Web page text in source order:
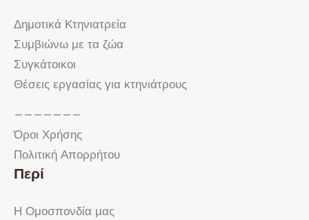
Δημοτικά Κτηνιατρεία
Συμβιώνω με τα ζώα
Συγκάτοικοι
Θέσεις εργασίας για κτηνιάτρους
———————
Όροι Χρήσης
Πολιτική Απορρήτου
Περί
Η Ομοσπονδία μας